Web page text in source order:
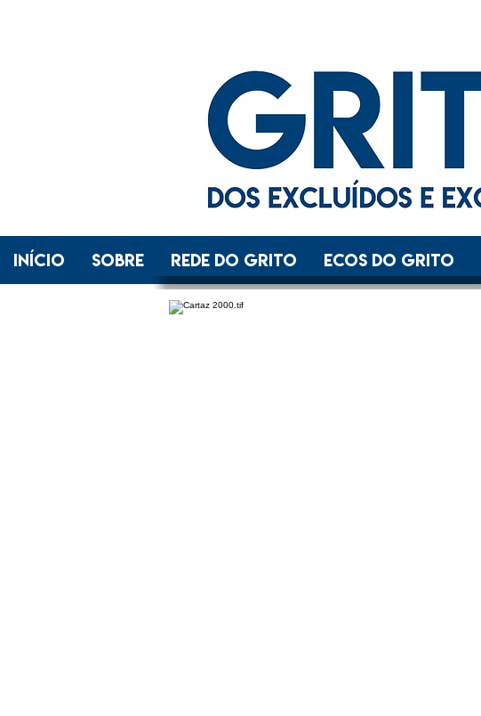
INÍCIO SOBRE REDE DO GRITO ECOS DO GRITO